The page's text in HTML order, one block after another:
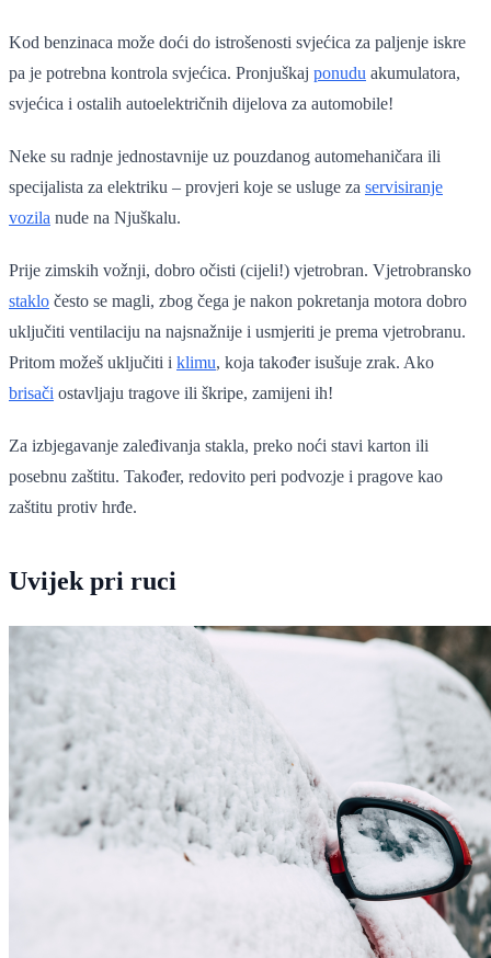
Kod benzinaca može doći do istrošenosti svjećica za paljenje iskre
pa je potrebna kontrola svjećica. Pronjuškaj ponudu akumulatora,
svjećica i ostalih autoelektričnih dijelova za automobile!
Neke su radnje jednostavnije uz pouzdanog automehaničara ili
specijalista za elektriku – provjeri koje se usluge za servisiranje
vozila nude na Njuškalu.
Prije zimskih vožnji, dobro očisti (cijeli!) vjetrobran. Vjetrobransko
staklo često se magli, zbog čega je nakon pokretanja motora dobro
uključiti ventilaciju na najsnažnije i usmjeriti je prema vjetrobranu.
Pritom možeš uključiti i klimu, koja također isušuje zrak. Ako
brisači ostavljaju tragove ili škripe, zamijeni ih!
Za izbjegavanje zaleđivanja stakla, preko noći stavi karton ili
posebnu zaštitu. Također, redovito peri podvozje i pragove kao
zaštitu protiv hrđe.
Uvijek pri ruci